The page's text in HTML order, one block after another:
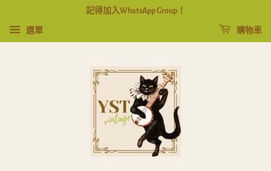
記得加入WhatsApp Group！
選單 購物車